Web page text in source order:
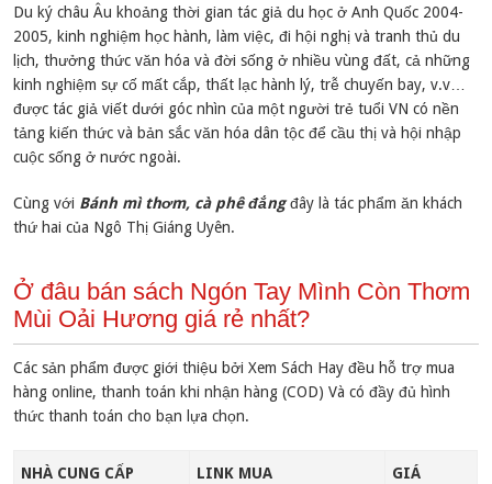
Du ký châu Âu khoảng thời gian tác giả du học ở Anh Quốc 2004-
2005, kinh nghiệm học hành, làm việc, đi hội nghị và tranh thủ du
lịch, thưởng thức văn hóa và đời sống ở nhiều vùng đất, cả những
kinh nghiệm sự cố mất cắp, thất lạc hành lý, trễ chuyến bay, v.v…
được tác giả viết dưới góc nhìn của một người trẻ tuổi VN có nền
tảng kiến thức và bản sắc văn hóa dân tộc để cầu thị và hội nhập
cuộc sống ở nước ngoài.
Cùng với Bánh mì thơm, cà phê đắngđây là tác phẩm ăn khách
thứ hai của Ngô Thị Giáng Uyên.
Ở đâu bán sách Ngón Tay Mình Còn Thơm
Mùi Oải Hương giá rẻ nhất?
Các sản phẩm được giới thiệu bởi Xem Sách Hay đều hỗ trợ mua
hàng online, thanh toán khi nhận hàng (COD) Và có đầy đủ hình
thức thanh toán cho bạn lựa chọn.
NHÀ CUNG CẤP LINK MUA GIÁ